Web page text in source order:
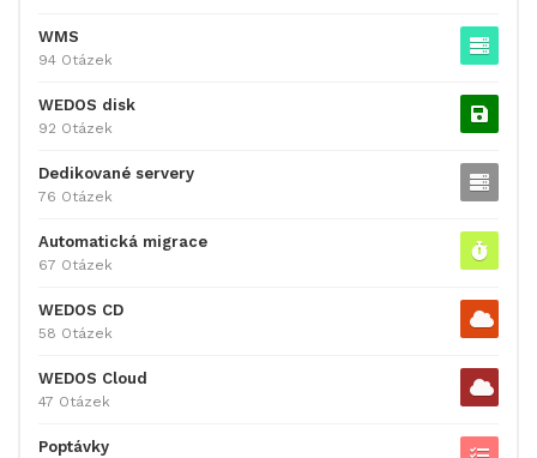
WMS
94 Otázek
WEDOS disk
92 Otázek
Dedikované servery
76 Otázek
Automatická migrace
67 Otázek
WEDOS CD
58 Otázek
WEDOS Cloud
47 Otázek
Poptávky